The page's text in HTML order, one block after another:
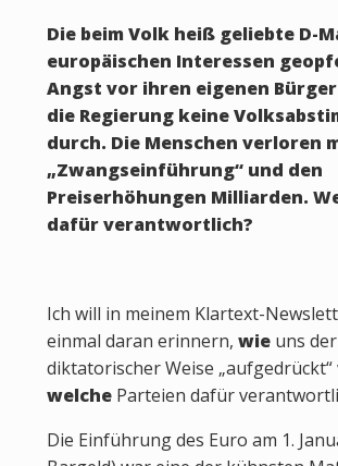
Die beim Volk heiß geliebte D-
europäischen Interessen
Angst vor ihren eigenen
die Regierung keine
durch. Die Menschen verloren
„Zwangseinführung“ und den
Preiserhöhungen Milliarden.
dafür verantwortlich?
Ich will in meinem Klartext-
einmal daran erinnern, wieuns
diktatorischer Weise
welche Parteien dafür
Die Einführung des Euro am 1.